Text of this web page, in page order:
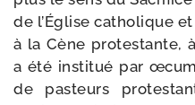
de l’Église catho­lique
à la Cène pro­tes­tante,
a été ins­ti­tué par
de pas­teurs